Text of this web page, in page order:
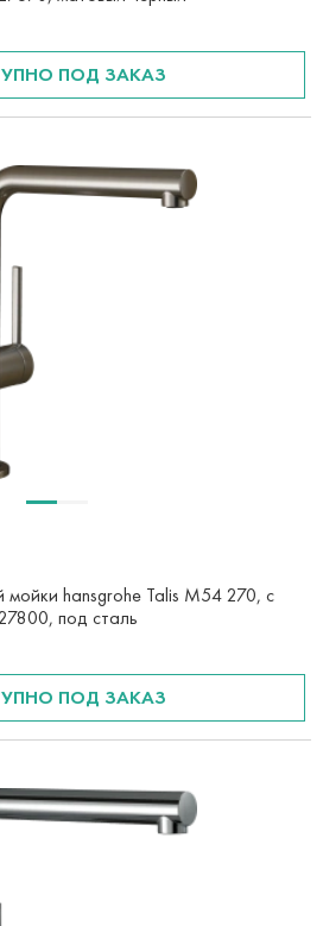
ПОД ЗАКАЗ
мойки hansgrohe Talis M54 270, с
под сталь
ПОД ЗАКАЗ